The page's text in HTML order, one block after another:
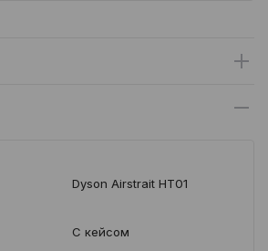
Dyson Airstrait HT01
С кейсом